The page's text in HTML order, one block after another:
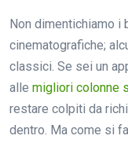
Non dimentichiamo i
cinematografiche;
classici. Se sei un
alle migliori colonne
restare colpiti da
dentro. Ma come si